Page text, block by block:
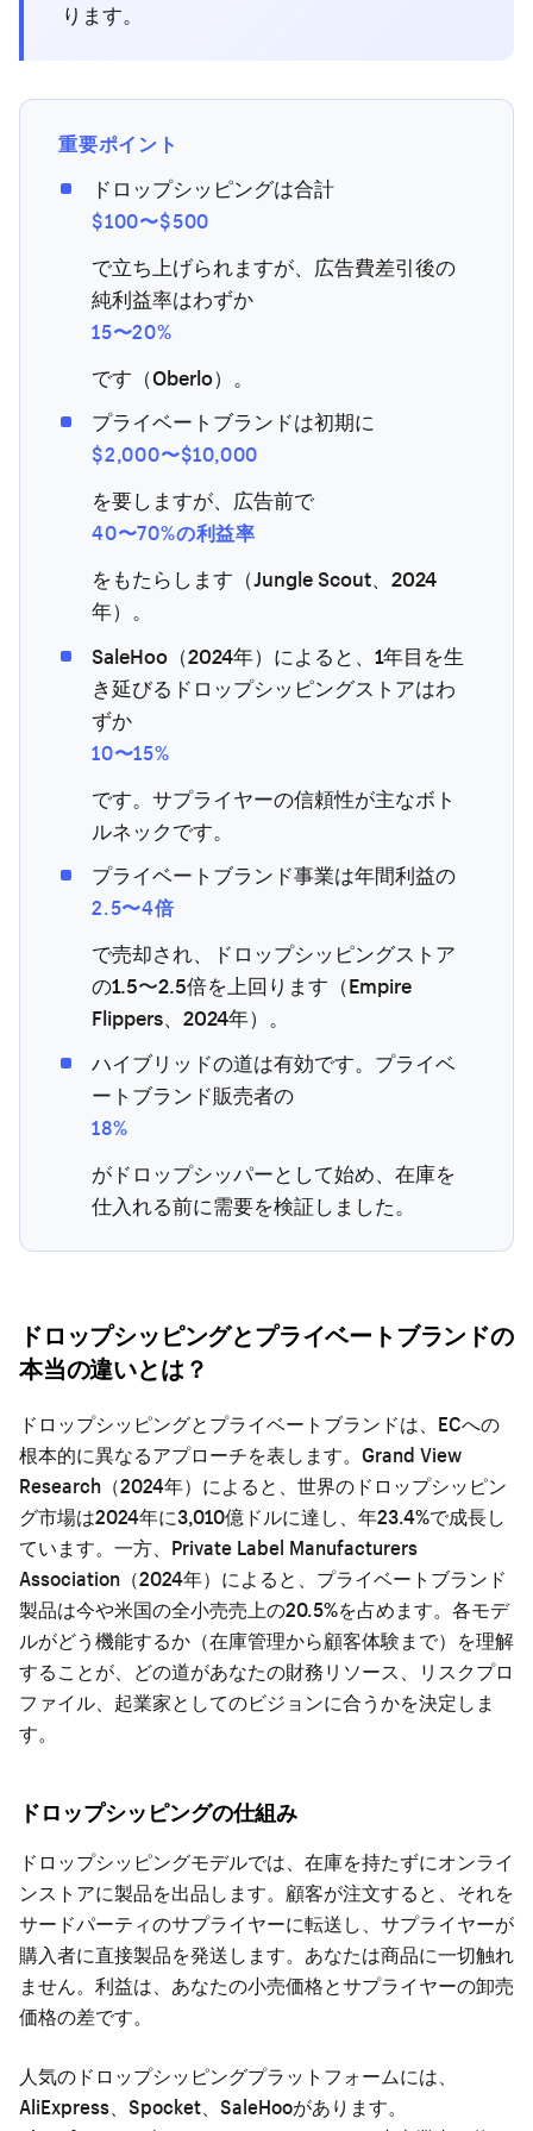
ります。
重要ポイント
ドロップシッピングは合計
$100〜$500
で立ち上げられますが、広告費差引後の
純利益率はわずか
15〜20%
です（Oberlo）。
プライベートブランドは初期に
$2,000〜$10,000
を要しますが、広告前で
40〜70%の利益率
をもたらします（Jungle Scout、2024
年）。
SaleHoo（2024年）によると、1年目を生
き延びるドロップシッピングストアはわ
ずか
10〜15%
です。サプライヤーの信頼性が主なボト
ルネックです。
プライベートブランド事業は年間利益の
2.5〜4倍
で売却され、ドロップシッピングストア
の1.5〜2.5倍を上回ります（Empire
Flippers、2024年）。
ハイブリッドの道は有効です。プライベ
ートブランド販売者の
18%
がドロップシッパーとして始め、在庫を
仕入れる前に需要を検証しました。
ドロップシッピングとプライベートブランドの
本当の違いとは？
ドロップシッピングとプライベートブランドは、ECへの
根本的に異なるアプローチを表します。Grand View
Research（2024年）によると、世界のドロップシッピン
グ市場は2024年に3,010億ドルに達し、年23.4%で成長し
ています。一方、Private Label Manufacturers
Association（2024年）によると、プライベートブランド
製品は今や米国の全小売売上の20.5%を占めます。各モデ
ルがどう機能するか（在庫管理から顧客体験まで）を理解
することが、どの道があなたの財務リソース、リスクプロ
ファイル、起業家としてのビジョンに合うかを決定しま
す。
ドロップシッピングの仕組み
ドロップシッピングモデルでは、在庫を持たずにオンライ
ンストアに製品を出品します。顧客が注文すると、それを
サードパーティのサプライヤーに転送し、サプライヤーが
購入者に直接製品を発送します。あなたは商品に一切触れ
ません。利益は、あなたの小売価格とサプライヤーの卸売
価格の差です。
人気のドロップシッピングプラットフォームには、
AliExpress、Spocket、SaleHooがあります。